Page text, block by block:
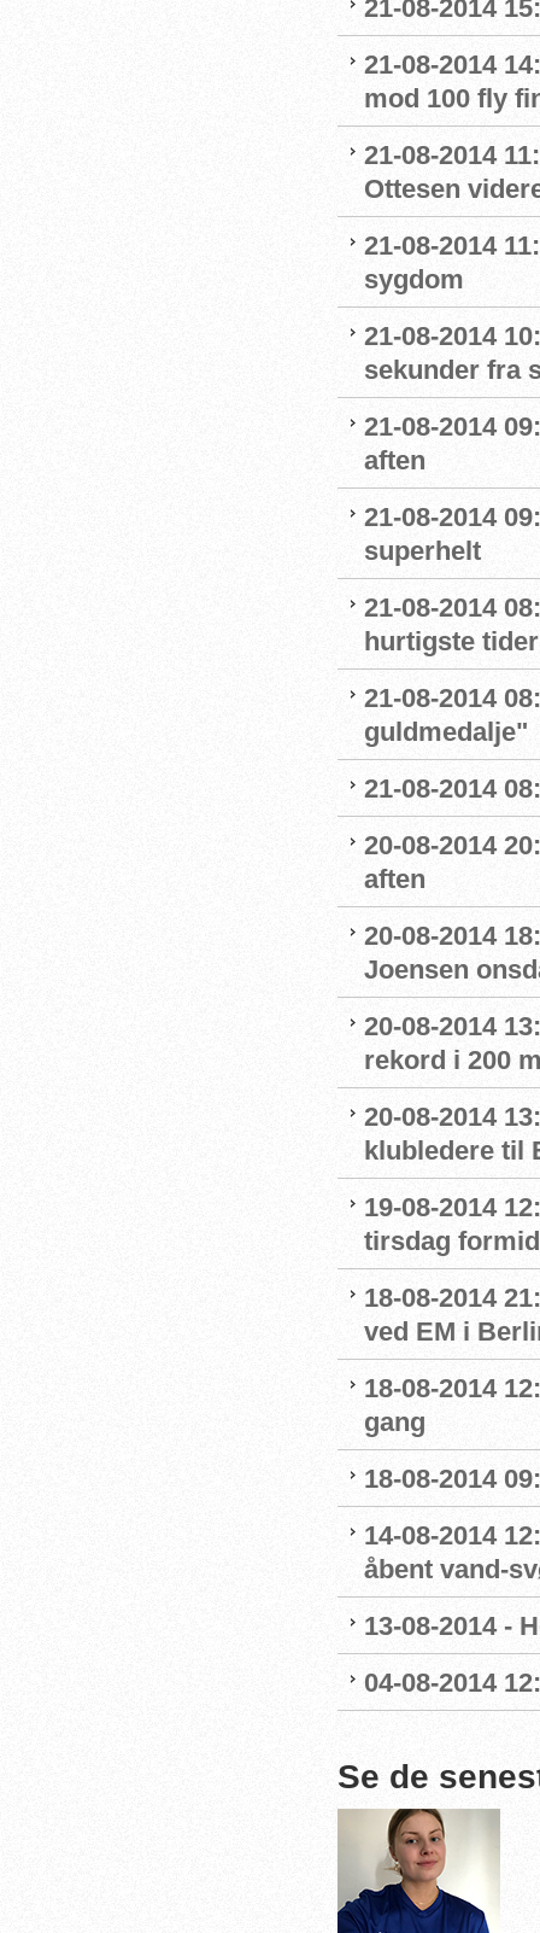
21-08-2014
21-08-2014
mod 100 fly
21-08-2014
Ottesen
21-08-2014
sygdom
21-08-2014
sekunder fra
21-08-2014
aften
21-08-2014
superhelt
21-08-2014
hurtigste tider
21-08-2014
guldmedalje"
21-08-2014
20-08-2014
aften
20-08-2014
Joensen
20-08-2014
rekord i 200
20-08-2014
klubledere til
19-08-2014
tirsdag
18-08-2014
ved EM i
18-08-2014
gang
18-08-2014
14-08-2014
åbent vand-
13-08-2014 -
04-08-2014
Se de